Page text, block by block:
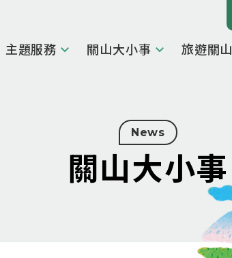
主題服務 關山大小事 旅遊關山
News
關山大小事